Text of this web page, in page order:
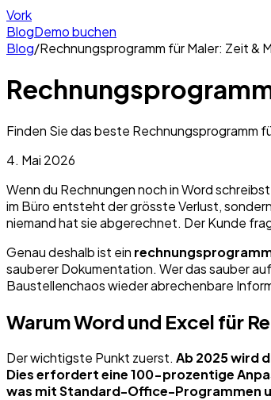
Vork
BlogDemo buchen
Blog/Rechnungsprogramm für Maler: Zeit &
Finden Sie das beste Rechnungsprogramm
4. Mai 2026
Wenn du Rechnungen noch in Word
im Büro entsteht der grösste Verlust,
niemand hat sie abgerechnet. Der Kunde
Genau deshalb ist ein
sauberer Dokumentation. Wer das sauber
Baustellenchaos wieder abrechenbare
Warum Word und Excel für
Der wichtigste Punkt zuerst. Ab 2025 wird
Dies erfordert eine 100-prozentige
was mit Standard-Office-Programmen